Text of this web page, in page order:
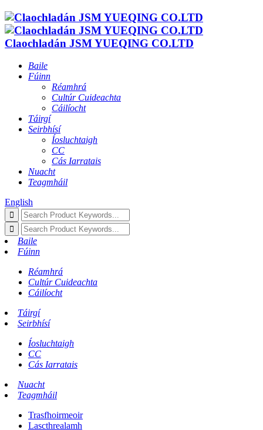
Claochladán JSM YUEQING CO.LTD
Baile
Fúinn
Réamhrá
Cultúr Cuideachta
Cáilíocht
Táirgí
Seirbhísí
Íosluchtaigh
CC
Cás Iarratais
Nuacht
Teagmháil
English
Baile
Fúinn
Réamhrá
Cultúr Cuideachta
Cáilíocht
Táirgí
Seirbhísí
Íosluchtaigh
CC
Cás Iarratais
Nuacht
Teagmháil
Trasfhoirmeoir
Lascthrealamh